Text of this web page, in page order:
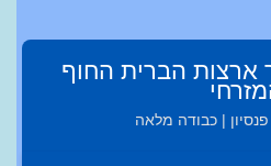
ארצות הברית החוף